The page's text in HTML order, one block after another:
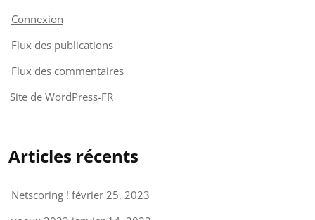
Connexion
Flux des publications
Flux des commentaires
Site de WordPress-FR
Articles récents
Netscoring ! février 25, 2023